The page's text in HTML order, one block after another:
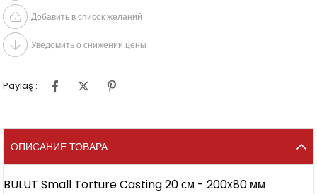
Добавить в список желаний
Уведомить о снижении цены
Paylaş :
ОПИСАНИЕ ТОВАРА
BULUT Small Torture Casting 20 см - 200x80 мм